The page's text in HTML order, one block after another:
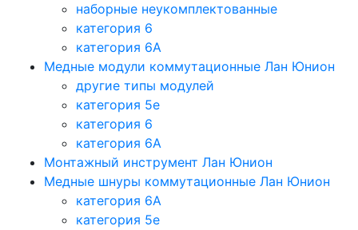
наборные неукомплектованные
категория 6
категория 6A
Медные модули коммутационные Лан Юнион
другие типы модулей
категория 5е
категория 6
категория 6A
Монтажный инструмент Лан Юнион
Медные шнуры коммутационные Лан Юнион
категория 6A
категория 5e